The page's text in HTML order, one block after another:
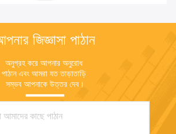
জিজ্ঞাসা পাঠান
অনুগ্রহ করে আপনার অনুরোধ
পাঠান এবং আমরা যত তাড়াতাড়ি
সম্ভব আপনাকে উত্তর দেব।